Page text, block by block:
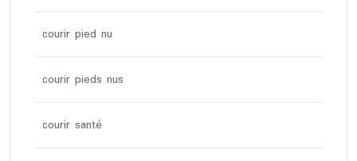
courir pied nu
courir pieds nus
courir santé